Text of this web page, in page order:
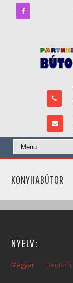
KONYHABÚTOR
NYELV:
Magyar Deutsch